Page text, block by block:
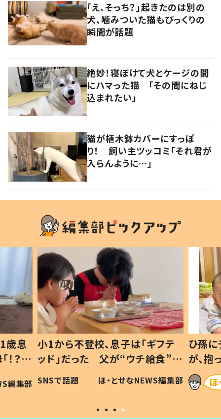
「え、そっち？」起きたのは別の
犬、噛みついた猫もびっくりの
瞬間が話題
絶妙！寝ぼけて犬とケージの間
にハマった猫 「その間にねじ
込まれたい」
猫が植木鉢カバーにすっぽ
り！ 飼い主ツッコミ「それ君が
入らんように…」
歳息
？」
編集部
小1から不登校、息子は「ギフテ
ッド」だった 父が“ウチ給食”を
作り続ける理由とは #令和の親
#令和の子
SNSで話題 ほ・とせなNEWS編集部
ひ孫
が、
「涙が
い」